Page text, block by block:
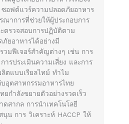
อฟต์แวร์ความปลอดภัยอาหาร
าการที่ช่วยให้ผู้ประกอบการ
ตรวจสอบการปฏิบัติตาม
ยอาหารได้อย่างมี
วมฟีเจอร์สำคัญต่างๆ เช่น การ
ารประเมินความเสี่ยง และการ
ตแบบเรียลไทม์ ทำไม
อุตสาหกรรมอาหารไทย
ยกำลังขยายตัวอย่างรวดเร็ว
ดสากล การนำเทคโนโลยี
น การ วิเคราะห์ HACCP ให้